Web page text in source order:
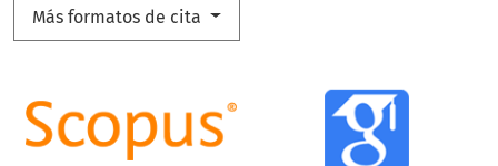
Más formatos de cita